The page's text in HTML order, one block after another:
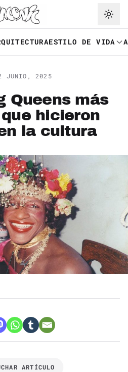
ESTILO DE VIDA
JUNIO, 2025
Queens más
hicieron
la cultura
ARTÍCULO